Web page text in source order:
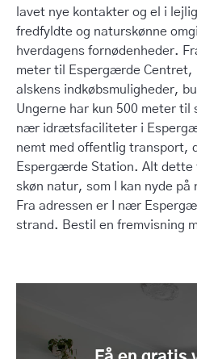
lavet nye kontakter og el i
fredfyldte og naturskønne
hverdagens fornødenheder.
meter til Espergærde Centret,
alskens indkøbsmuligheder,
Ungerne har kun 500 meter til
nær idrætsfaciliteter i
nemt med offentlig transport,
Espergærde Station. Alt dette
skøn natur, som I kan nyde
Fra adressen er I nær
strand. Bestil en fremvisning